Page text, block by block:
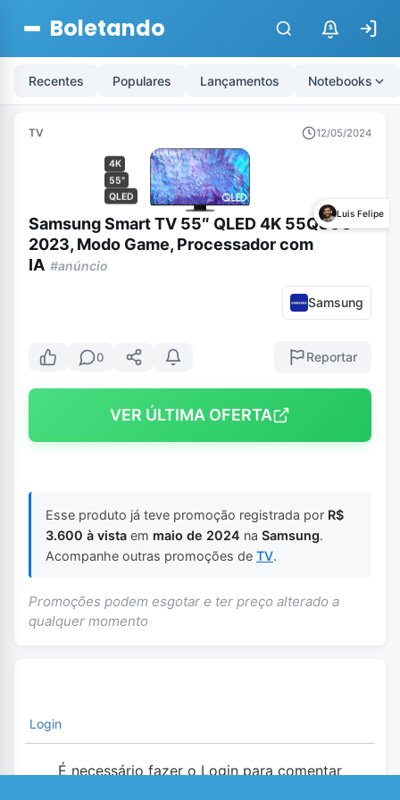
Boletando $
Recentes Populares Lançamentos Notebooks
TV 12/05/2024
4K
55"
QLED
Luis Felipe
Samsung Smart TV 55″ QLED 4K 55Q80C
2023, Modo Game, Processador com
IA #anúncio
Samsung
0 Reportar
VER ÚLTIMA OFERTA
Esse produto já teve promoção registrada por R$
3.600 à vista em maio de 2024 na Samsung.
Acompanhe outras promoções de TV.
Promoções podem esgotar e ter preço alterado a
qualquer momento
Login
É necessário fazer o Login para comentar